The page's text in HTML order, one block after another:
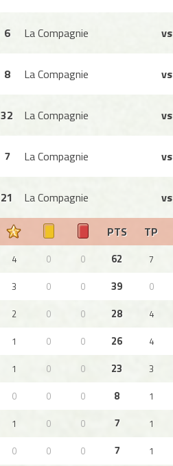
6 La Compagnie vs
8 La Compagnie vs
32 La Compagnie vs
7 La Compagnie vs
21 La Compagnie vs
PTS TP
4 0 0 62 7
3 0 0 39 0
2 0 0 28 4
1 0 0 26 4
1 0 0 23 3
0 0 0 8 1
1 0 0 7 1
0 0 0 7 1